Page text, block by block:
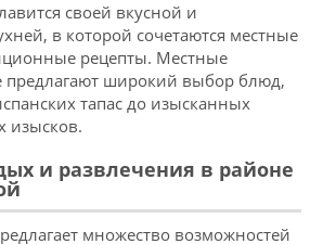
своей вкусной и
в которой сочетаются местные
рецепты. Местные
предлагают широкий выбор блюд,
тапас до изысканных
изысков.
и развлечения в районе
множество возможностей